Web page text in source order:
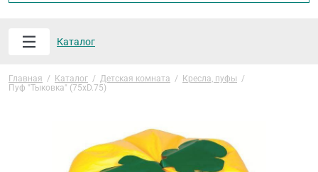
Каталог
Главная / Каталог / Детская комната / Кресла, пуфы /
Пуф "Тыковка" (75хD.75)